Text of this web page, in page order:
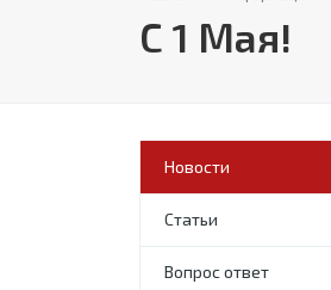
С 1 Мая!
Новости
Статьи
Вопрос ответ